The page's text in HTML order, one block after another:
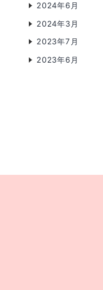
2024年6月
2024年3月
2023年7月
2023年6月